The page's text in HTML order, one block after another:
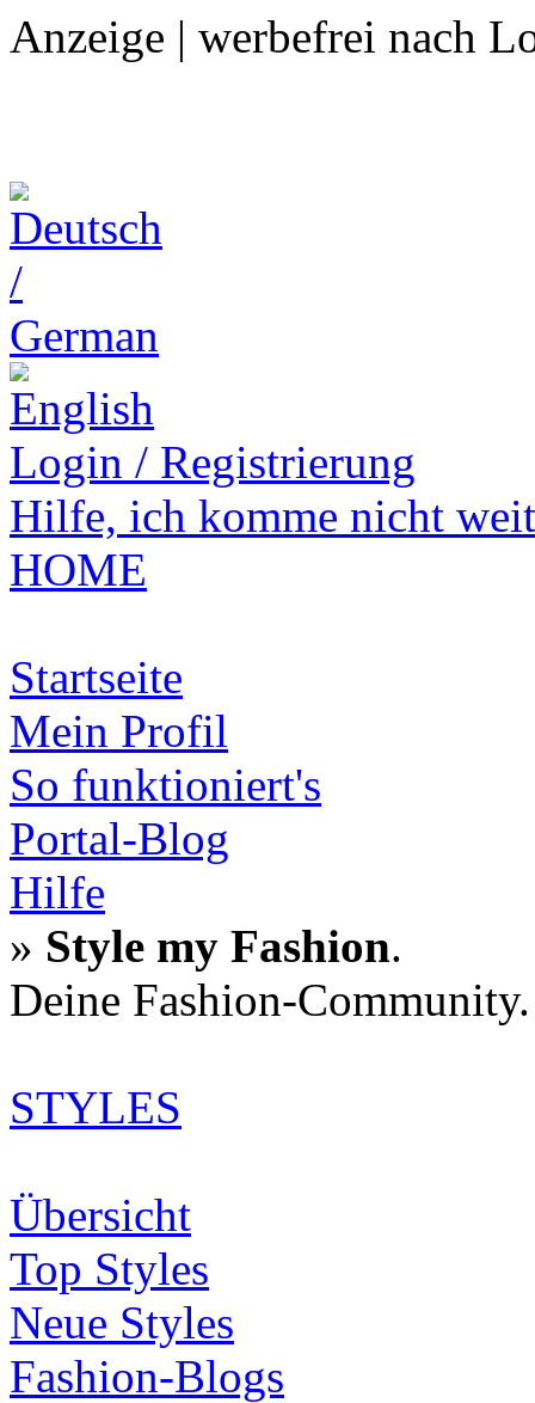
Anzeige | werbefrei nach
Login / Registrierung
Hilfe, ich komme nicht
HOME
Startseite
Mein Profil
So funktioniert's
Portal-Blog
Hilfe
» Style my Fashion.
Deine Fashion-
STYLES
Übersicht
Top Styles
Neue Styles
Fashion-Blogs